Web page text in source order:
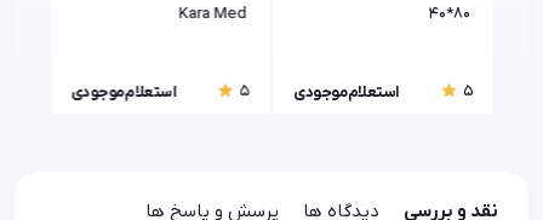
۸۰*۴۰
5 استعلام موجودی
Kara Med
5 استعلام موجودی
نقد و بررسی دیدگاه ها پرسش و پاسخ ها